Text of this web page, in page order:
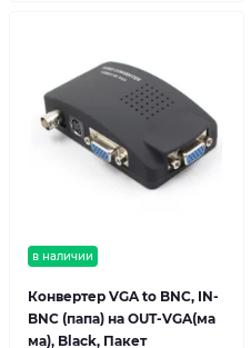
в наличии
Конвертер VGA to BNC, IN-
BNC (папа) на OUT-VGA(ма
ма), Black, Пакет